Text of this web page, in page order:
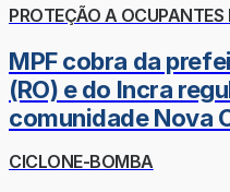
PROTEÇÃO A OCUPANTES
MPF cobra da
(RO) e do Incra
comunidade Nova
CICLONE-BOMBA